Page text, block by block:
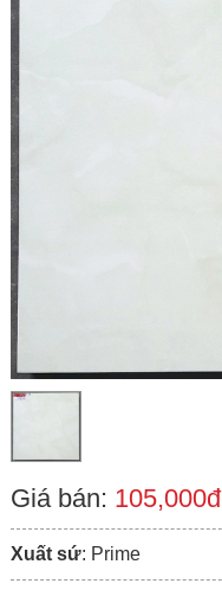
Giá bán: 105,000đ
Xuất sứ: Prime